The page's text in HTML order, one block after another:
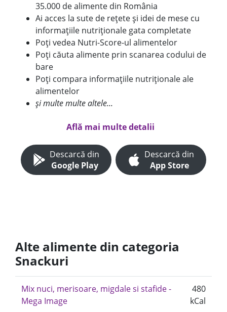
35.000 de alimente din România
Ai acces la sute de rețete și idei de mese cu
informațiile nutriționale gata completate
Poți vedea Nutri-Score-ul alimentelor
Poți căuta alimente prin scanarea codului de
bare
Poți compara informațiile nutriționale ale
alimentelor
și multe multe altele...
Află mai multe detalii
Descarcă din
Google Play
Descarcă din
App Store
Alte alimente din categoria
Snackuri
Mix nuci, merisoare, migdale si stafide -
Mega Image
480
kCal